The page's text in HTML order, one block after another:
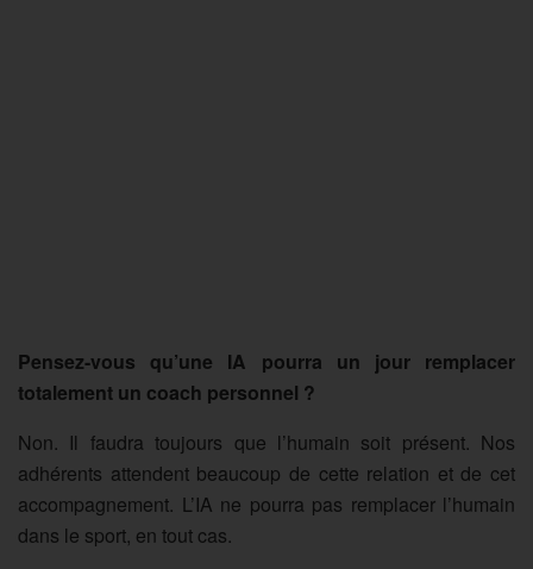
Pensez-vous qu’une IA pourra un jour remplacer
totalement un coach personnel ?
Non. Il faudra toujours que l’humain soit présent. Nos
adhérents attendent beaucoup de cette relation et de cet
accompagnement. L’IA ne pourra pas remplacer l’humain
dans le sport, en tout cas.